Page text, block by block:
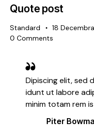
Quote post
Standard 18
0 Comments
Dipiscing elit, sed
idunt ut labore
minim totam rem
Piter